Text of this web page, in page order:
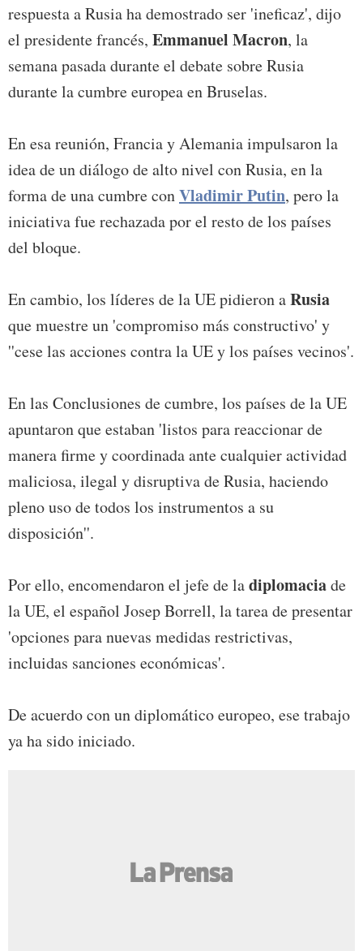
respuesta a Rusia ha demostrado ser 'ineficaz', dijo
el presidente francés, Emmanuel Macron, la
semana pasada durante el debate sobre Rusia
durante la cumbre europea en Bruselas.
En esa reunión, Francia y Alemania impulsaron la
idea de un diálogo de alto nivel con Rusia, en la
forma de una cumbre conVladimir Putin, pero la
iniciativa fue rechazada por el resto de los países
del bloque.
En cambio, los líderes de la UE pidieron aRusia
que muestre un 'compromiso más constructivo' y
''cese las acciones contra la UE y los países vecinos'.
En las Conclusiones de cumbre, los países de la UE
apuntaron que estaban 'listos para reaccionar de
manera firme y coordinada ante cualquier actividad
maliciosa, ilegal y disruptiva de Rusia, haciendo
pleno uso de todos los instrumentos a su
disposición''.
Por ello, encomendaron el jefe de ladiplomaciade
la UE, el español Josep Borrell, la tarea de presentar
'opciones para nuevas medidas restrictivas,
incluidas sanciones económicas'.
De acuerdo con un diplomático europeo, ese trabajo
ya ha sido iniciado.